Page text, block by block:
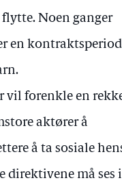
Noen ganger
en
vil forenkle en
aktører å
å ta sosiale
direktivene må ses i